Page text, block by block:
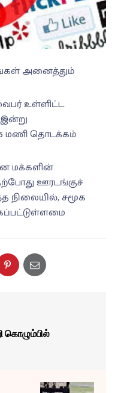
அனைத்தும்
உள்ளிட்ட
மணி தொடக்கம்
மக்களின்
ஊரடங்குச்
நிலையில், சமூக
கொழும்பில்